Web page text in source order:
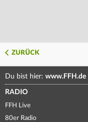
ZURÜCK
Du bist hier: www.FFH.de
RADIO
FFH Live
80er Radio